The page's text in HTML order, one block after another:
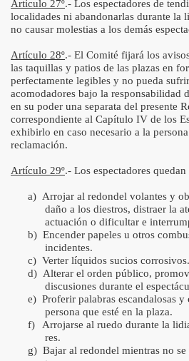
Artículo 27º.- Los espectadores de
localidades ni abandonarlas durante la
no causar molestias a los demás
Artículo 28º.- El Comité fijará los
las taquillas y patios de las plazas en
perfectamente legibles y no pueda
acomodadores bajo la responsabilidad
en su poder una separata del presente
correspondiente al Capítulo IV de los
exhibirlo en caso necesario a la
reclamación.
Artículo 29º.- Los espectadores
a) Arrojar al redondel volantes y
daño a los diestros, distraer la
actuación o dificultar e
b) Encender papeles u otros
incidentes.
c) Verter líquidos sucios corrosivos.
d) Alterar el orden público,
discusiones durante el
e) Proferir palabras escandalosas
persona que esté en la plaza.
f)
Arrojarse al ruedo durante la
res.
g) Bajar al redondel mientras no